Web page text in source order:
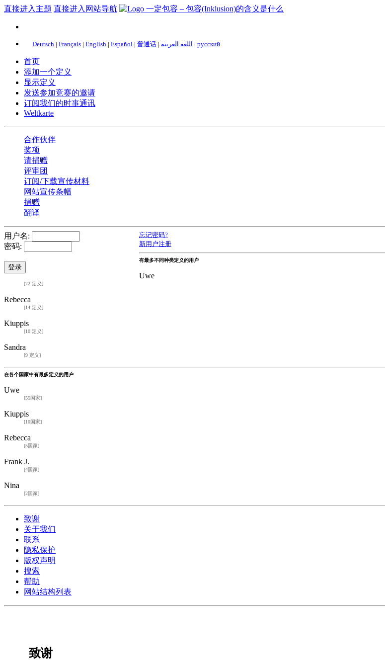
直接进入主题 直接进入网站导航
Deutsch | Français | English | Español | 普通话 | اللغة العربية | русский
首页
添加一个定义
显示定义
发送参加竞赛的邀请
订阅我们的时事通讯
Weltkarte
合作伙伴
奖项
请捐赠
评审团
订阅/下载宣传材料
网站宣传条幅
捐赠
翻译
用户名:
密码:
忘记密码?
新用户注册
有最多不同种类定义的用户
Uwe
[72 定义]
Rebecca
[14 定义]
Kiuppis
[10 定义]
Sandra
[9 定义]
在各个国家中有最多定义的用户
Uwe
[55国家]
Kiuppis
[10国家]
Rebecca
[5国家]
Frank J.
[4国家]
Nina
[2国家]
致谢
关于我们
联系
隐私保护
版权声明
搜索
帮助
网站结构列表
致谢